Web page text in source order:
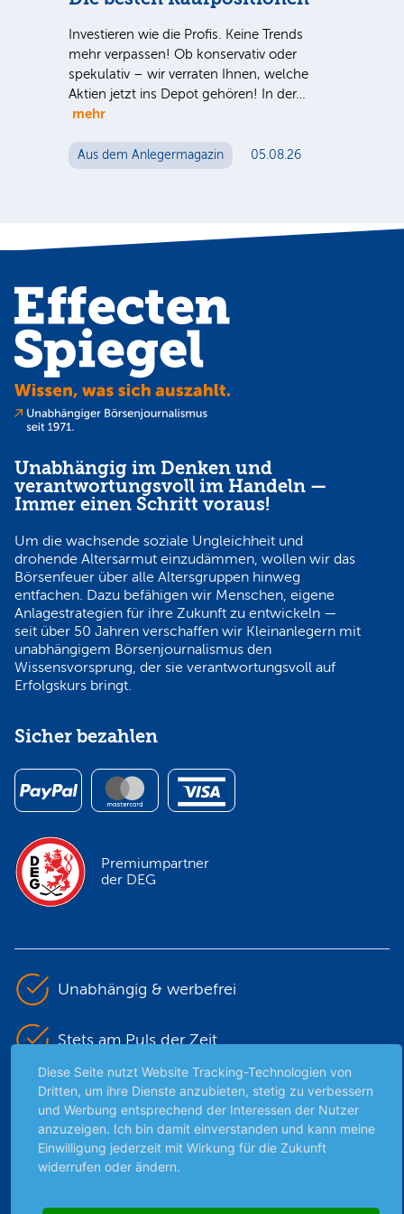
Investieren wie die Profis. Keine Trends
mehr verpassen! Ob konservativ oder
spekulativ – wir verraten Ihnen, welche
Aktien jetzt ins Depot gehören! In der…
mehr
Aus dem Anlegermagazin 05.08.26
Unabhängig im Denken und
verantwortungsvoll im Handeln —
Immer einen Schritt voraus!
Um die wachsende soziale Ungleichheit und
drohende Altersarmut einzudämmen, wollen wir das
Börsenfeuer über alle Altersgruppen hinweg
entfachen. Dazu befähigen wir Menschen, eigene
Anlagestrategien für ihre Zukunft zu entwickeln —
seit über 50 Jahren verschaffen wir Kleinanlegern mit
unabhängigem Börsenjournalismus den
Wissensvorsprung, der sie verantwortungsvoll auf
Erfolgskurs bringt.
Sicher bezahlen
Premiumpartner
der DEG
Unabhängig & werbefrei
Stets am Puls der Zeit
Schutz persönlicher Daten
Sicher mit SSL-Verschlüsselung
Diese Seite nutzt Website Tracking-Technologien von
Dritten, um ihre Dienste anzubieten, stetig zu verbessern
und Werbung entsprechend der Interessen der Nutzer
anzuzeigen. Ich bin damit einverstanden und kann meine
Einwilligung jederzeit mit Wirkung für die Zukunft
widerrufen oder ändern.